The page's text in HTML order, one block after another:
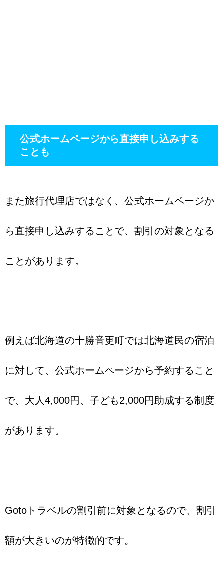
公式ホームページから直接申し込みする
ことも
また旅行代理店ではなく、公式ホームページか
ら直接申し込みすることで、割引の対象となる
ことがあります。
例えば北海道の十勝音更町では北海道民の宿泊
に対して、公式ホームページから予約すること
で、大人4,000円、子ども2,000円助成する制度
があります。
Gotoトラベルの割引前に対象となるので、割引
額が大きいのが特徴的です。